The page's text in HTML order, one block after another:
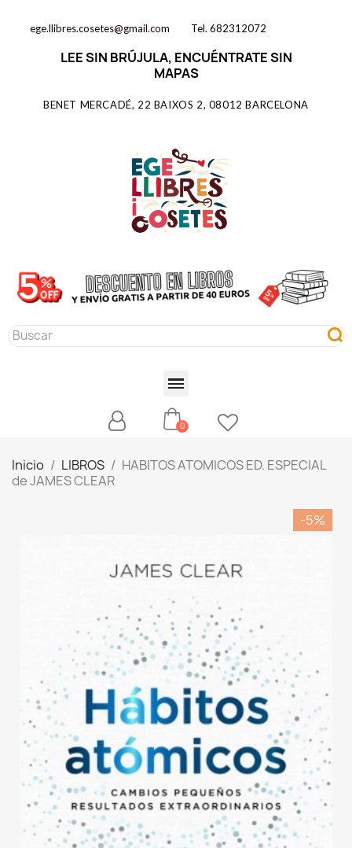
ege.llibres.cosetes@gmail.com Tel. 682312072
LEE SIN BRÚJULA, ENCUÉNTRATE SIN
MAPAS
BENET MERCADÉ, 22 BAIXOS 2, 08012 BARCELONA
Inicio LIBROS
HABITOS ATOMICOS ED. ESPECIAL
de JAMES CLEAR
-5%